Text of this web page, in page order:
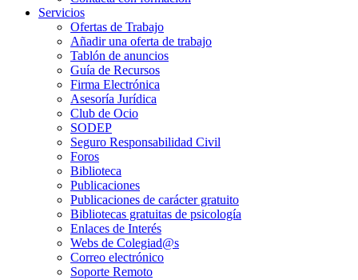
Servicios
Ofertas de Trabajo
Añadir una oferta de trabajo
Tablón de anuncios
Guía de Recursos
Firma Electrónica
Asesoría Jurídica
Club de Ocio
SODEP
Seguro Responsabilidad Civil
Foros
Biblioteca
Publicaciones
Publicaciones de carácter gratuito
Bibliotecas gratuitas de psicología
Enlaces de Interés
Webs de Colegiad@s
Correo electrónico
Soporte Remoto